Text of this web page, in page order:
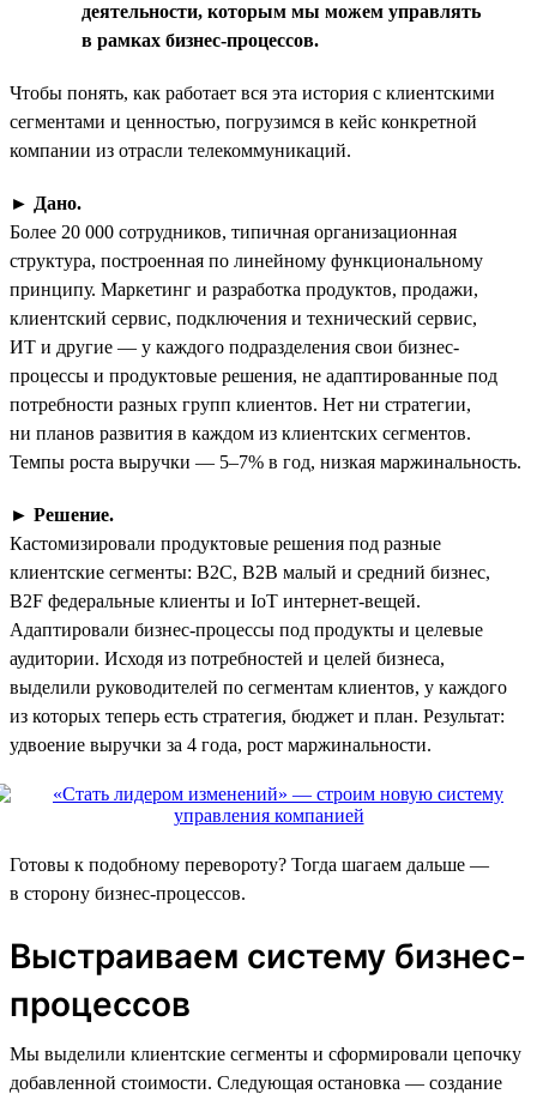
деятельности, которым мы можем управлять
в рамках бизнес-процессов.
Чтобы понять, как работает вся эта история с клиентскими
сегментами и ценностью, погрузимся в кейс конкретной
компании из отрасли телекоммуникаций.
► Дано.
Более 20 000 сотрудников, типичная организационная
структура, построенная по линейному функциональному
принципу. Маркетинг и разработка продуктов, продажи,
клиентский сервис, подключения и технический сервис,
ИТ и другие — у каждого подразделения свои бизнес-
процессы и продуктовые решения, не адаптированные под
потребности разных групп клиентов. Нет ни стратегии,
ни планов развития в каждом из клиентских сегментов.
Темпы роста выручки — 5–7% в год, низкая маржинальность.
► Решение.
Кастомизировали продуктовые решения под разные
клиентские сегменты: В2С, В2В малый и средний бизнес,
B2F федеральные клиенты и IoT интернет-вещей.
Адаптировали бизнес-процессы под продукты и целевые
аудитории. Исходя из потребностей и целей бизнеса,
выделили руководителей по сегментам клиентов, у каждого
из которых теперь есть стратегия, бюджет и план. Результат:
удвоение выручки за 4 года, рост маржинальности.
Готовы к подобному перевороту? Тогда шагаем дальше —
в сторону бизнес-процессов.
Выстраиваем систему бизнес-
процессов
Мы выделили клиентские сегменты и сформировали цепочку
добавленной стоимости. Следующая остановка — создание